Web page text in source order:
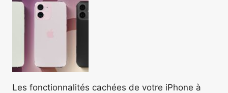
Les fonctionnalités cachées de votre iPhone à